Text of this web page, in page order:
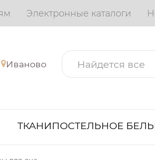
Электронные каталоги
Иваново
ТКАНИПОСТЕЛЬНОЕ